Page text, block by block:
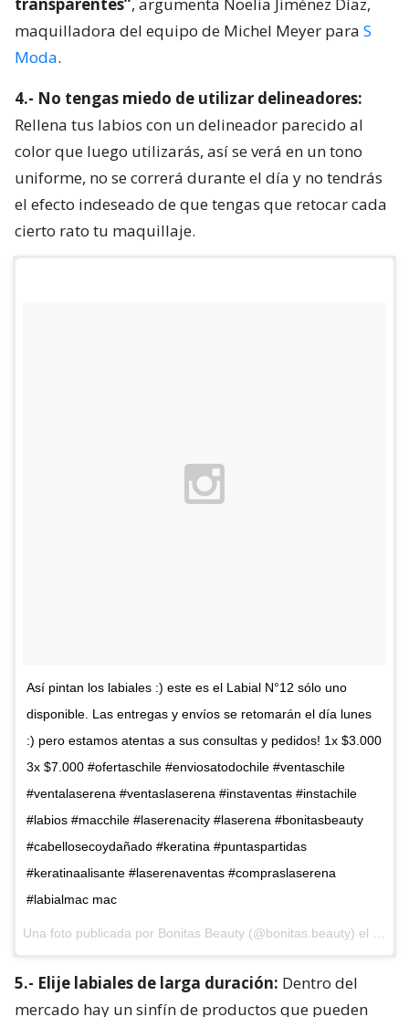
maquilladora del equipo de Michel Meyer para S
Moda.
4.- No tengas miedo de utilizar delineadores:
Rellena tus labios con un delineador parecido al
color que luego utilizarás, así se verá en un tono
uniforme, no se correrá durante el día y no tendrás
el efecto indeseado de que tengas que retocar cada
cierto rato tu maquillaje.
Así pintan los labiales :) este es el Labial N°12 sólo uno
disponible. Las entregas y envíos se retomarán el día lunes
:) pero estamos atentas a sus consultas y pedidos! 1x $3.000
3x $7.000 #ofertaschile #enviosatodochile #ventaschile
#ventalaserena #ventaslaserena #instaventas #instachile
#labios #macchile #laserenacity #laserena #bonitasbeauty
#cabellosecoydañado #keratina #puntaspartidas
#keratinaalisante #laserenaventas #compraslaserena
#labialmac mac
5.- Elije labiales de larga duración: Dentro del
mercado hay un sinfín de productos que pueden